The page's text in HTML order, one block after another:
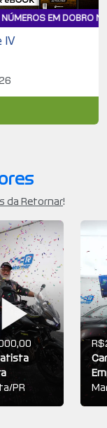
NO PIX/CARTÃO
IV
da Retornar!
PR